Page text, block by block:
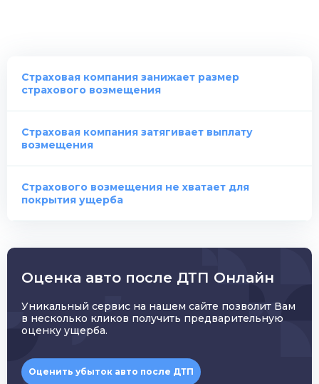
Страховая компания занижает размер
страхового возмещения
Страховая компания затягивает выплату
возмещения
Страхового возмещения не хватает для
покрытия ущерба
Оценка авто после ДТП Онлайн
Уникальный сервис на нашем сайте позволит Вам
в несколько кликов получить предварительную
оценку ущерба.
Оценить убыток авто после ДТП